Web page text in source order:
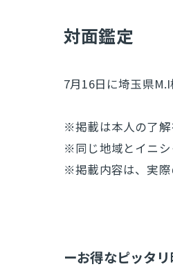
​対面鑑定
7月16日に埼玉県
※掲載は本人の了解
※同じ地域とイニシ
※掲載内容は、実際
ーお得なピッタ